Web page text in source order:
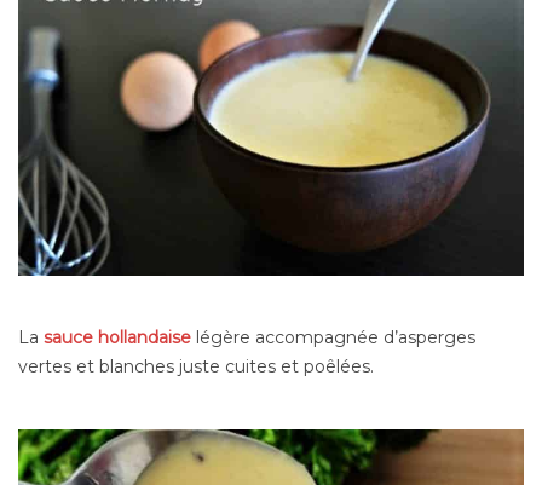
La sauce hollandaise légère accompagnée d’asperges
vertes et blanches juste cuites et poêlées.